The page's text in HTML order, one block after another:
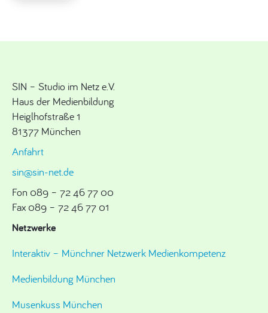
SIN – Studio im Netz e.V.
Haus der Medienbildung
Heiglhofstraße 1
81377 München
Anfahrt
sin@sin-net.de
Fon 089 – 72 46 77 00
Fax 089 – 72 46 77 01
Netzwerke
Interaktiv – Münchner Netzwerk Medienkompetenz
Medienbildung München
Musenkuss München